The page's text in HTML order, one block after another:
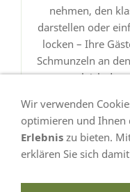
nehmen, den
darstellen oder
locken – Ihre
Schmunzeln an
gleich
Wir verwenden
optimieren und Ihnen
Erlebnis zu bieten.
erklären Sie sich